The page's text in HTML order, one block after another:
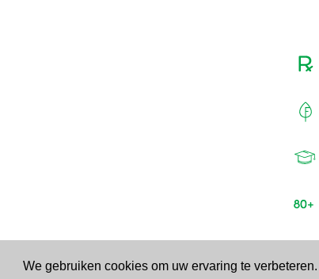
We gebruiken cookies om uw ervaring te verbeteren.